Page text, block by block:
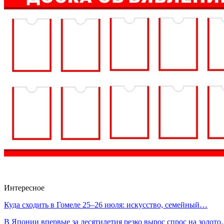
Интересное
Куда сходить в Гомеле 25–26 июля: искусство, семейный…
В Японии впервые за десятилетия резко вырос спрос на